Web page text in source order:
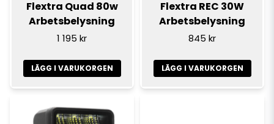
Flextra Quad 80w
Arbetsbelysning
1 195 kr
LÄGG I VARUKORGEN
Flextra REC 30W
Arbetsbelysning
845 kr
LÄGG I VARUKORGEN